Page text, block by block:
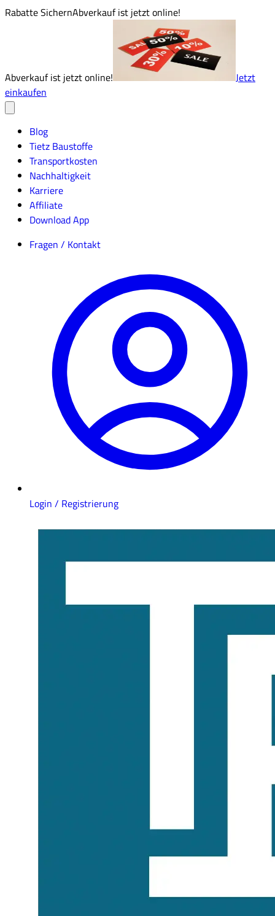
Rabatte SichernAbverkauf ist jetzt online!
Abverkauf ist jetzt online!
Jetzt
einkaufen
Blog
Tietz Baustoffe
Transportkosten
Nachhaltigkeit
Karriere
Affiliate
Download App
Fragen / Kontakt
Login / Registrierung